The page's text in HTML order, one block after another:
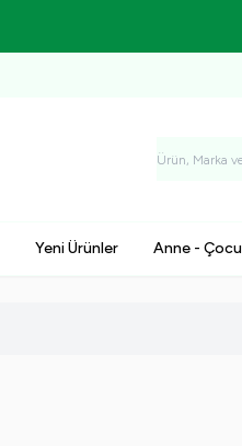
Yeni Ürünler Anne -